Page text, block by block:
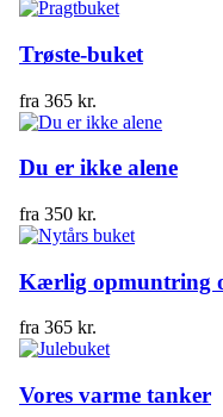
Trøste-buket
fra 365 kr.
Du er ikke alene
fra 350 kr.
Kærlig opmuntring
fra 365 kr.
Vores varme tanker